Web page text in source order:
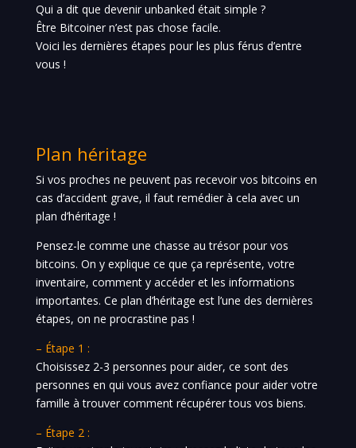
Qui a dit que devenir unbanked était simple ?
Être Bitcoiner n’est pas chose facile.
Voici les dernières étapes pour les plus férus d’entre
vous !
Plan héritage
Si vos proches ne peuvent pas recevoir vos bitcoins en
cas d’accident grave, il faut remédier à cela avec un
plan d’héritage !
Pensez-le comme une chasse au trésor pour vos
bitcoins. On y explique ce que ça représente, votre
inventaire, comment y accéder et les informations
importantes. Ce plan d’héritage est l’une des dernières
étapes, on ne procrastine pas !
– Étape 1 :
Choisissez 2-3 personnes pour aider, ce sont des
personnes en qui vous avez confiance pour aider votre
famille à trouver comment récupérer tous vos biens.
– Étape 2 :